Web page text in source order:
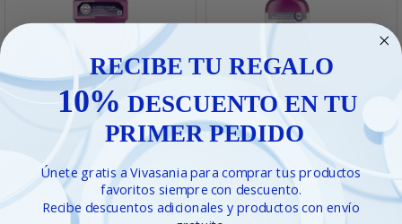
Listerine Cuidado Total Menta 500 ml
LISTERINE
4,87€7,86€ - 38%
Listerine Cuidado Total 95 ml
LISTERINE
1,65€2,28€ - 28%
RECIBE TU REGALO
10% DESCUENTO EN TU
PRIMER PEDIDO
Únete gratis a Vivasania para comprar tus productos
favoritos siempre con descuento.
Recibe descuentos adicionales y productos con envío